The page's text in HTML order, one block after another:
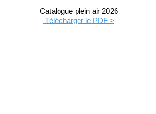
Catalogue plein air 2026
Télécharger le PDF >